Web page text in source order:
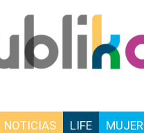
NOTICIAS LIFE MUJER